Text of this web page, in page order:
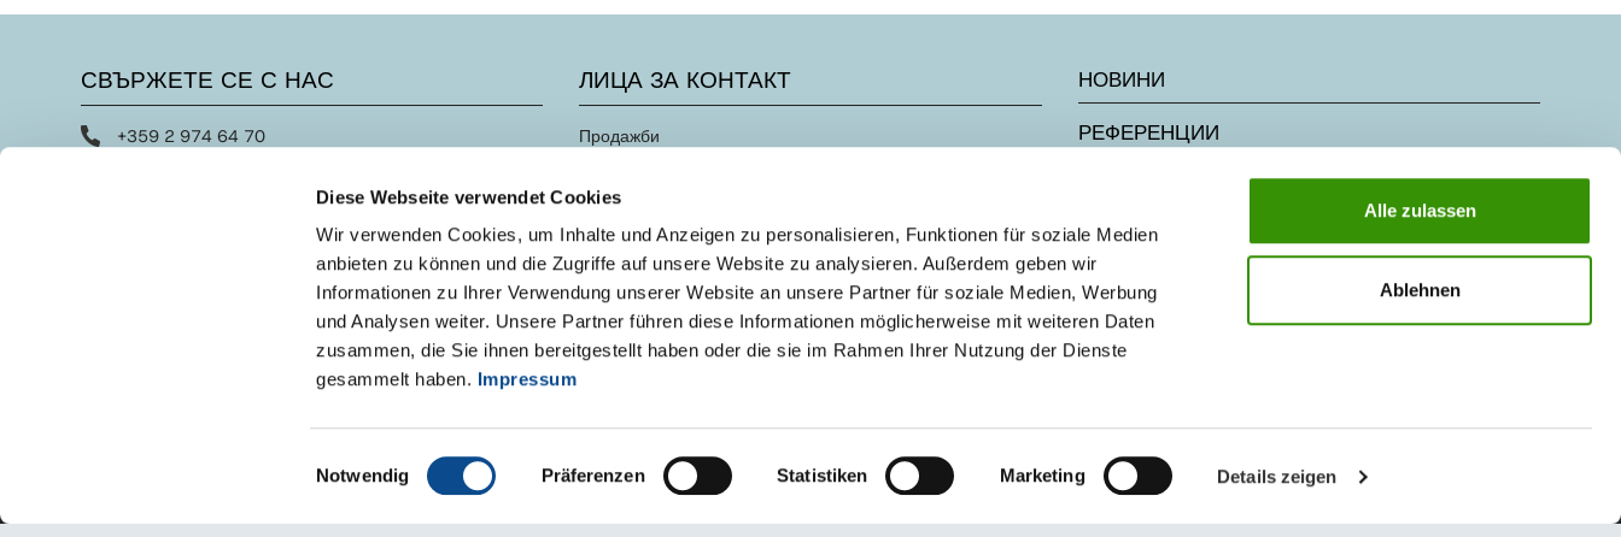
Diese Webseite verwendet Cookies
Wir verwenden Cookies, um Inhalte und Anzeigen zu personalisieren, Funktionen für soziale Medien
anbieten zu können und die Zugriffe auf unsere Website zu analysieren. Außerdem geben wir
Informationen zu Ihrer Verwendung unserer Website an unsere Partner für soziale Medien, Werbung
und Analysen weiter. Unsere Partner führen diese Informationen möglicherweise mit weiteren Daten
zusammen, die Sie ihnen bereitgestellt haben oder die sie im Rahmen Ihrer Nutzung der Dienste
gesammelt haben. Impressum
Einwilligungsauswahl
Notwendig Präferenzen Statistiken Marketing Details zeigen
Alle zulassen
Ablehnen
СВЪРЖЕТЕ СЕ С НАС
+359 2 974 64 70
ЛИЦА ЗА КОНТАКТ
Продажби
НОВИНИ
РЕФЕРЕНЦИИ
КАРИЕРА В АУСТРОТЕРМ
ISO 9001:2015
Правна забележка Декларация за достъпност